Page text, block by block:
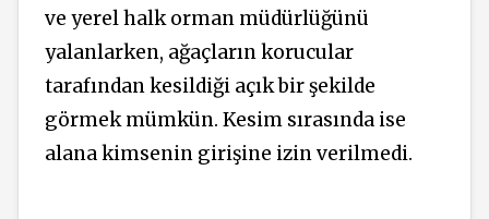
ve yerel halk orman müdürlüğünü
yalanlarken, ağaçların korucular
tarafından kesildiği açık bir şekilde
görmek mümkün. Kesim sırasında ise
alana kimsenin girişine izin verilmedi.